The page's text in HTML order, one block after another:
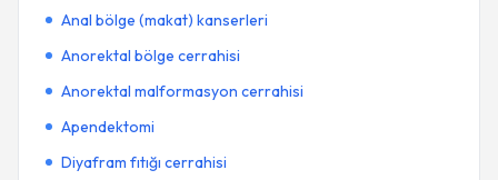
Anal bölge (makat) kanserleri
Anorektal bölge cerrahisi
Anorektal malformasyon cerrahisi
Apendektomi
Diyafram fıtığı cerrahisi